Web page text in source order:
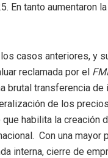
En tanto aumentaron
casos anteriores, y
reclamada por el FMI
brutal transferencia
de los
que habilita la creación
Con una
interna, cierre de